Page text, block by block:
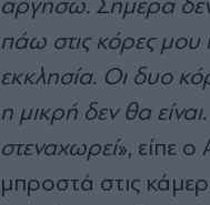
αργήσω. Σήμερα
πάω στις κόρες
εκκλησία. Οι δυο
η μικρή δεν θα
στεναχωρεί», είπε
μπροστά στις